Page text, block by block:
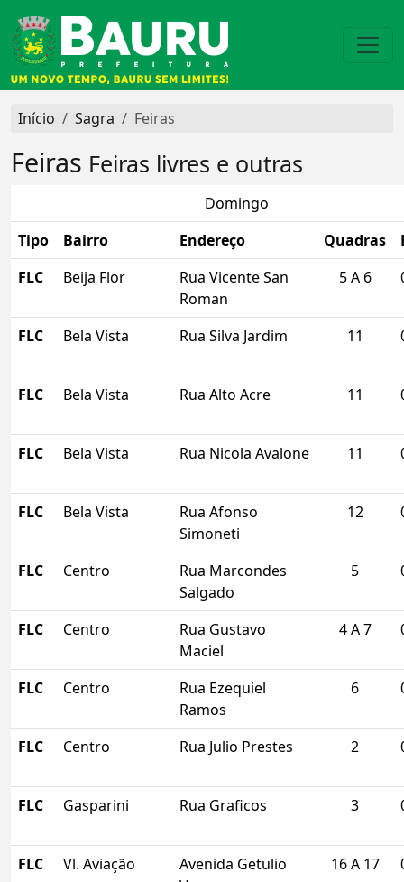
Início Sagra Feiras
Feiras Feiras livres e outras
Domingo
Tipo
Bairro Endereço Quadras
FLC
Beija Flor
Rua Vicente San
Roman
5 A 6
FLC Bela Vista Rua Silva Jardim 11
FLC Bela Vista Rua Alto Acre 11
FLC Bela Vista Rua Nicola Avalone 11
FLC Bela Vista
Rua Afonso
Simoneti
12
FLC Centro
Rua Marcondes
Salgado
5
FLC Centro
Rua Gustavo
Maciel
4 A 7
FLC Centro
Rua Ezequiel
Ramos
6
FLC Centro Rua Julio Prestes 2
FLC Gasparini Rua Graficos 3
FLC Vl. Aviação
Avenida Getulio
16 A 17